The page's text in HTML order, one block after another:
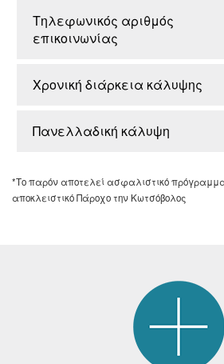
Τηλεφωνικός αριθμός
επικοινωνίας
Χρονική διάρκεια κάλυψης
Πανελλαδική κάλυψη
*Το παρόν αποτελεί ασφαλιστικό πρόγραμμα
αποκλειστικό Πάροχο την Κωτσόβολος